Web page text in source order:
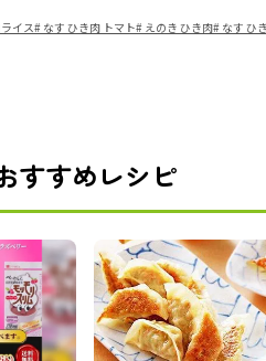
イス# なす ひき肉 トマト# えのき ひき肉# なす ひ
すすめレシピ